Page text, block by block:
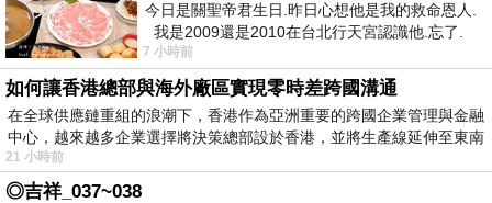
是很普通，也沒有點來品嚐。
來到沖繩吃拉麵就是要點道地的沖繩麵，其它日
本拉麵連鎖店，因該是要沒什麼想吃的時候在去
吃。
沖繩そば-純麵 中碗 750日元
今日是關聖帝君生日.昨日心想他是我的救命恩人.
我是2009還是2010在台北行天宮認識他.忘了.
一個奇摩交友的網友學
7 小時前
如何讓香港總部與海外廠區實現零時差跨國溝通
在全球供應鏈重組的浪潮下，香港作為亞洲重要的跨國企業管理與金融
中心，越來越多企業選擇將決策總部設於香港，並將生產線延伸至東南
21 小時前
◎吉祥_037~038